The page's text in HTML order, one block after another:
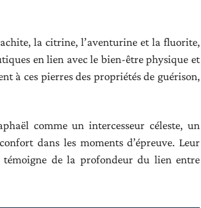
la citrine, l’aventurine et la fluorite,
en lien avec le bien-être physique et
à ces pierres des propriétés de guérison,
comme un intercesseur céleste, un
dans les moments d’épreuve. Leur
témoigne de la profondeur du lien entre